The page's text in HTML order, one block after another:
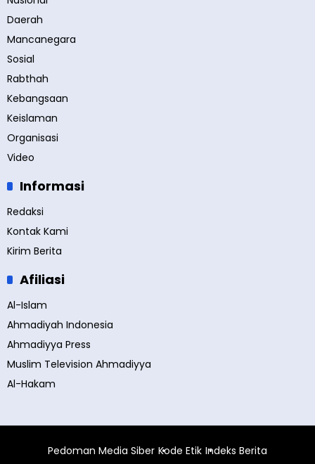
Daerah
Mancanegara
Sosial
Rabthah
Kebangsaan
Keislaman
Organisasi
Video
Informasi
Redaksi
Kontak Kami
Kirim Berita
Afiliasi
Al-Islam
Ahmadiyah Indonesia
Ahmadiyya Press
Muslim Television Ahmadiyya
Al-Hakam
Pedoman Media Siber Kode Etik Indeks Berita